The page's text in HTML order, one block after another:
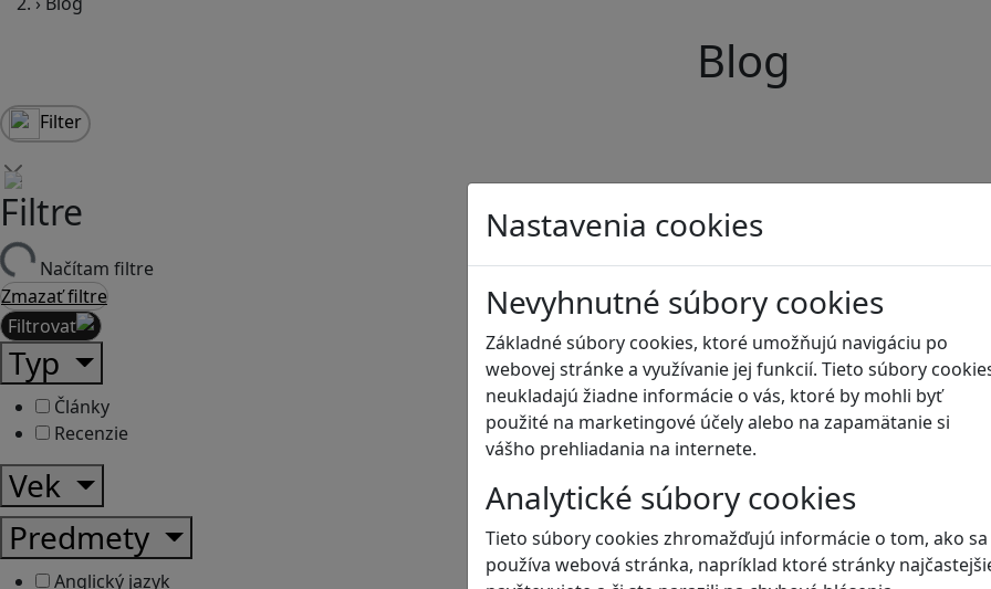
Nastavenia cookies
Nevyhnutné súbory cookies
Základné súbory cookies, ktoré umožňujú navigáciu po
webovej stránke a využívanie jej funkcií. Tieto súbory
neukladajú žiadne informácie o vás, ktoré by mohli byť
použité na marketingové účely alebo na zapamätanie si
vášho prehliadania na internete.
Analytické súbory cookies
Tieto súbory cookies zhromažďujú informácie o tom, ako sa
používa webová stránka, napríklad ktoré stránky
Blog
Filter
Filtre
Načítam filtre
Zmazať filtre
Filtrovať
Typ
Články
Recenzie
Vek
Predmety
Anglický jazyk